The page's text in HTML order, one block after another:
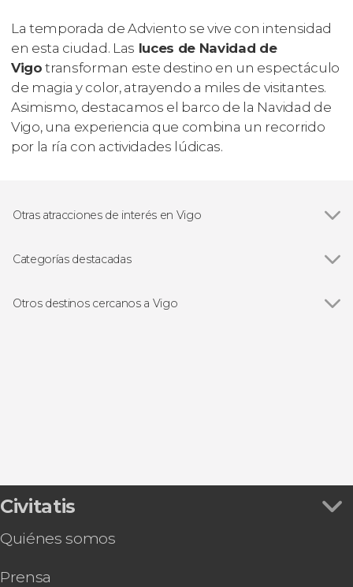
La temporada de Adviento se vive con intensidad
en esta ciudad. Las luces de Navidad de
Vigo transforman este destino en un espectáculo
de magia y color, atrayendo a miles de visitantes.
Asimismo, destacamos el barco de la Navidad de
Vigo, una experiencia que combina un recorrido
por la ría con actividades lúdicas.
Otras atracciones de interés en Vigo
Categorías destacadas
Free tours en Vigo
Otros destinos cercanos a Vigo
Civitatis
Quiénes somos
Prensa